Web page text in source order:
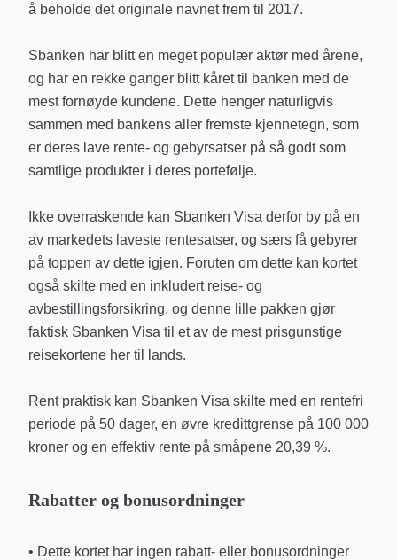
å beholde det originale navnet frem til 2017.
Sbanken har blitt en meget populær aktør med årene,
og har en rekke ganger blitt kåret til banken med de
mest fornøyde kundene. Dette henger naturligvis
sammen med bankens aller fremste kjennetegn, som
er deres lave rente- og gebyrsatser på så godt som
samtlige produkter i deres portefølje.
Ikke overraskende kan Sbanken Visa derfor by på en
av markedets laveste rentesatser, og særs få gebyrer
på toppen av dette igjen. Foruten om dette kan kortet
også skilte med en inkludert reise- og
avbestillingsforsikring, og denne lille pakken gjør
faktisk Sbanken Visa til et av de mest prisgunstige
reisekortene her til lands.
Rent praktisk kan Sbanken Visa skilte med en rentefri
periode på 50 dager, en øvre kredittgrense på 100 000
kroner og en effektiv rente på småpene 20,39 %.
Rabatter og bonusordninger
• Dette kortet har ingen rabatt- eller bonusordninger